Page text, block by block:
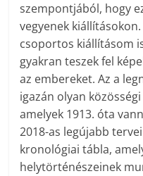
szempontjából, hogy
vegyenek
csoportos kiállításom
gyakran teszek fel
az embereket. Az a
igazán olyan
amelyek 1913. óta
2018-as legújabb
kronológiai tábla,
helytörténészeinek